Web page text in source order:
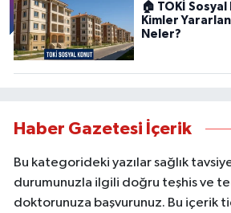
🏠 TOKİ
Kimler
Neler?
Haber Gazetesi İçerik
Bu kategorideki yazılar sağlık
durumunuzla ilgili doğru teşhis ve
doktorunuza başvurunuz. Bu içerik